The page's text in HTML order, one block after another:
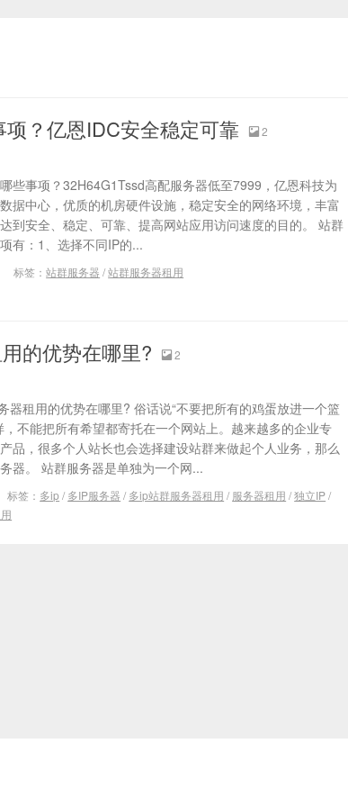
？亿恩IDC安全稳定可靠  2
些事项？32H64G1Tssd高配服务器低至7999，亿恩科技为
据中心，优质的机房硬件设施，稳定安全的网络环境，丰富
到安全、稳定、可靠、提高网站应用访问速度的目的。 站群
有：1、选择不同IP的...
标签：站群服务器 /站群服务器租用
的优势在哪里?  2
器租用的优势在哪里? 俗话说“不要把所有的鸡蛋放进一个篮
，不能把所有希望都寄托在一个网站上。越来越多的企业专
品，很多个人站长也会选择建设站群来做起个人业务，那么
器。 站群服务器是单独为一个网...
标签： 多ip/ 多IP服务器 / 多ip站群服务器租用 / 服务器租用 /独立IP/